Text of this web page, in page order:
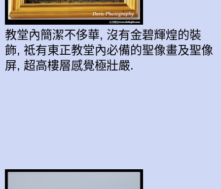
教堂內簡潔不侈華, 沒有金碧輝煌的裝
飾, 祗有東正教堂內必備的聖像畫及聖像
屏, 超高樓層感覺極壯嚴.